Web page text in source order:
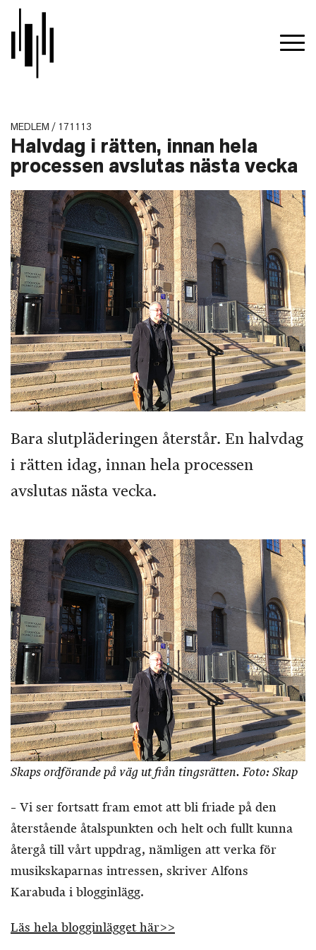
MEDLEM / 171113
Halvdag i rätten, innan hela
processen avslutas nästa vecka
Bara slutpläderingen återstår. En halvdag
i rätten idag, innan hela processen
avslutas nästa vecka.
Skaps ordförande på väg ut från tingsrätten. Foto: Skap
– Vi ser fortsatt fram emot att bli friade på den
återstående åtalspunkten och helt och fullt kunna
återgå till vårt uppdrag, nämligen att verka för
musikskaparnas intressen, skriver Alfons
Karabuda i blogginlägg.
Läs hela blogginlägget här>>